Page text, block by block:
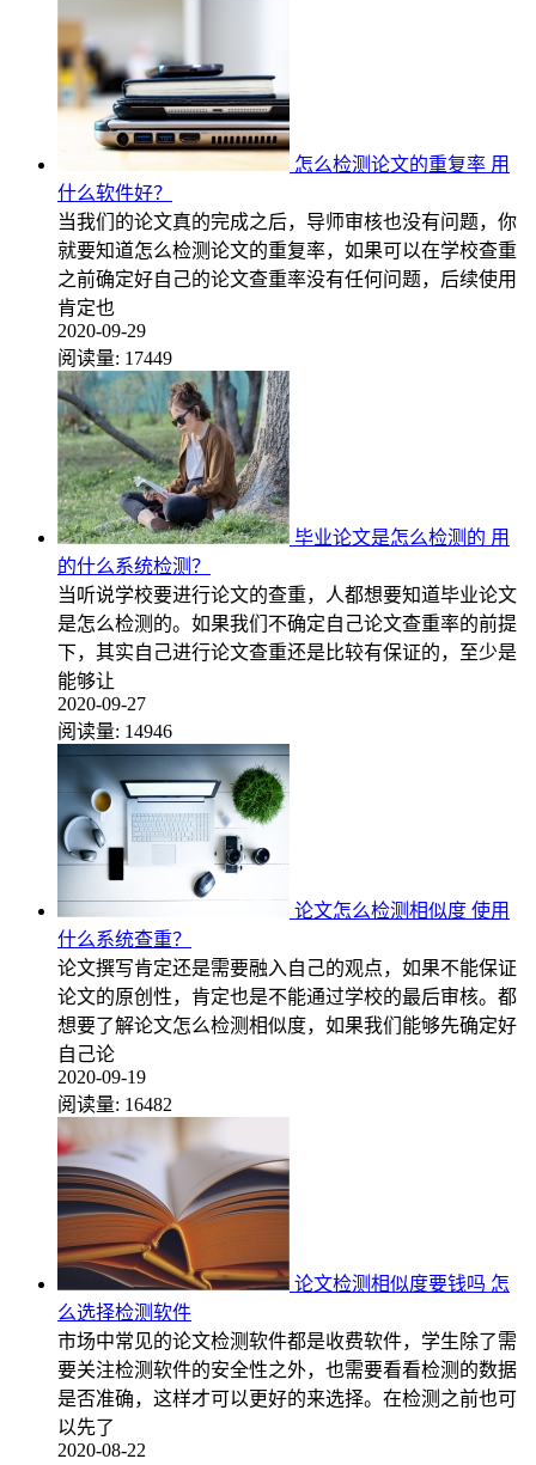
怎么检测论文的重复率 用
什么软件好？
当我们的论文真的完成之后，导师审核也没有问题，你
就要知道怎么检测论文的重复率，如果可以在学校查重
之前确定好自己的论文查重率没有任何问题，后续使用
肯定也
2020-09-29
阅读量: 17449
毕业论文是怎么检测的 用
的什么系统检测？
当听说学校要进行论文的查重，人都想要知道毕业论文
是怎么检测的。如果我们不确定自己论文查重率的前提
下，其实自己进行论文查重还是比较有保证的，至少是
能够让
2020-09-27
阅读量: 14946
论文怎么检测相似度 使用
什么系统查重？
论文撰写肯定还是需要融入自己的观点，如果不能保证
论文的原创性，肯定也是不能通过学校的最后审核。都
想要了解论文怎么检测相似度，如果我们能够先确定好
自己论
2020-09-19
阅读量: 16482
论文检测相似度要钱吗 怎
么选择检测软件
市场中常见的论文检测软件都是收费软件，学生除了需
要关注检测软件的安全性之外，也需要看看检测的数据
是否准确，这样才可以更好的来选择。在检测之前也可
以先了
2020-08-22